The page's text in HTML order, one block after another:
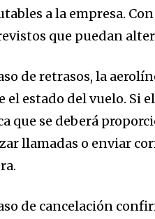
32,111
a la empresa.
que puedan
de retrasos, la
el estado del vuelo. Si
que se deberá
llamadas o enviar
de cancelación